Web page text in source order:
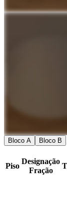
Bloco A Bloco B
Piso
Designação
Fração